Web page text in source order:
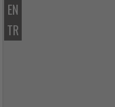
EN
TR